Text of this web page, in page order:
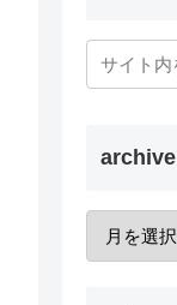
archive